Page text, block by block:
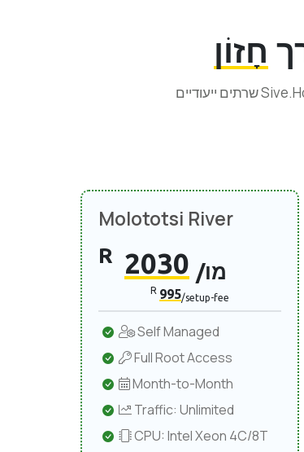
חָזוֹן
Molototsi River
R 2030 /מו
R 995/setup-fee
Self Managed
Full Root Access
Month-to-Month
Traffic: Unlimited
CPU: Intel Xeon 4C/8T